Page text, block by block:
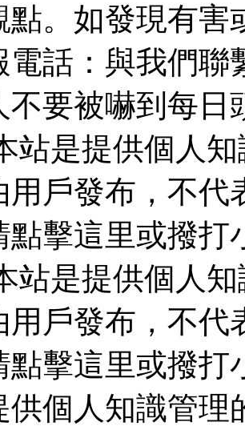
點。如發現有害
電話：與我們聯
不要被嚇到每日
站是提供個人
用戶發布，不
點擊這里或撥
站是提供個人
用戶發布，不
點擊這里或撥
供個人知識管理